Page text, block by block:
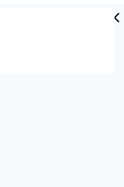
de
CIUDADANOS Y
anuncio de que
de censura
Murcia (del Pp) con el